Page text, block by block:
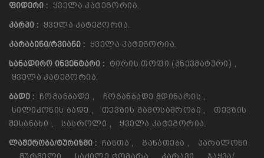
ᲤᲘᲓᲔᲠᲘ : Ყველა Კატეგორია.
ᲙᲐᲠᲞᲘ : Ყველა Კატეგორია.
ᲙᲐᲠᲐᲑᲘᲜᲘ/ᲠᲕᲘᲐᲜᲘ : Ყველა Კატეგორია.
ᲡᲐᲜᲐᲓᲘᲠᲝ ᲘᲜᲕᲔᲜᲢᲐᲠᲘ : Ტირის Თოფი (პნევმატური) ,
Ყველა Კატეგორია.
ᲑᲐᲓᲔ : Ჩოგანბადე , Ჩოგანბადე Მდინარის ,
Სილიკონის Ბადე , Თევზის Გამოსაშრობი ,
Თევზის
Შესანახი , Სასროლი , Ყველა Კატეგორია.
ᲚᲐᲨᲥᲠᲝᲑᲐ/ᲢᲣᲠᲘᲖᲛᲘ : Ჩანთა , Განათება ,
Პარალონი